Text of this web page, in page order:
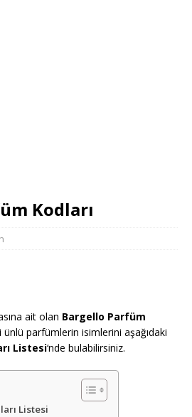
Kodları
ait olan Bargello Parfüm
parfümlerin isimlerini aşağıdaki
Listesi‘nde bulabilirsiniz.
Listesi